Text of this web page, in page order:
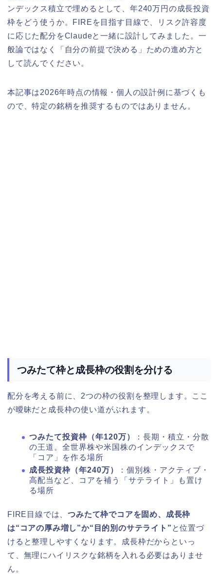
ンデックス積立で埋めるとして、年240万円の成長投資
枠をどう使うか。FIREを目指す目線で、リスク許容度
に応じた配分をClaudeと一緒に設計してみました。一
般論ではなく「自分の前提で決める」ための進め方と
して読んでください。
本記事は2026年時点の情報・個人の設計例に基づくも
ので、特定の銘柄を推奨するものではありません。
つみたて枠と成長枠の役割を分ける
配分を考える前に、2つの枠の役割を整理します。ここ
が曖昧だと成長枠の使い道がぶれます。
つみたて投資枠（年120万）
：長期・積立・分散
の王道。全世界株や米国株のインデックスで
「コア」を作る場所
成長投資枠（年240万）
：個別株・アクティブ・
高配当など、コアを補う「サテライト」も置け
る場所
FIRE目線では、つみたて枠でコアを固め、成長枠
は“コアの厚み増し”か“目的別のサテライト” と位置づ
けると整理しやすくなります。成長枠だからといっ
て、無理にハイリスクな銘柄を入れる必要はありませ
ん。